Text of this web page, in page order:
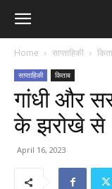
Home साप्ताहिकी
साप्ताहिकी किताब
गांधी और
के झरोखे से
April 16, 2023